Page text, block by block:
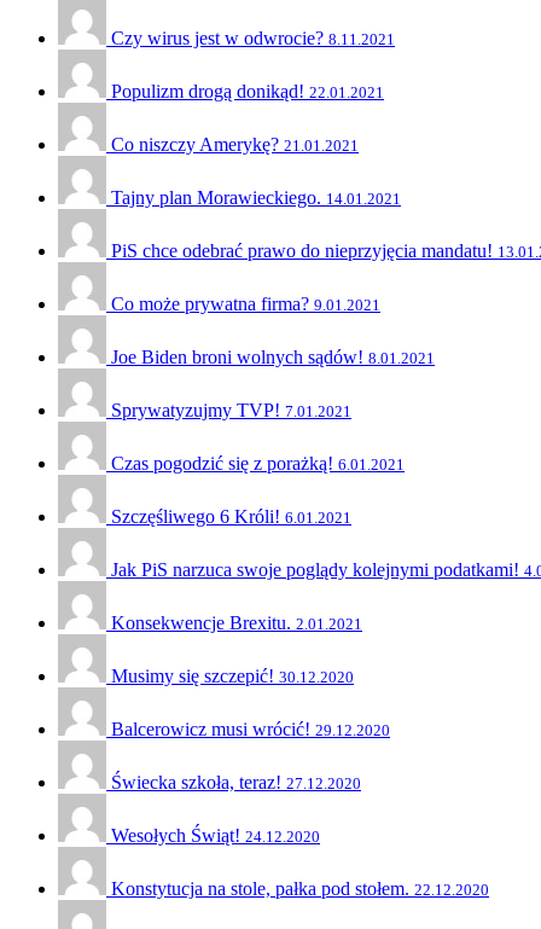
Czy wirus jest w odwrocie? 8.11.2021
Populizm drogą donikąd! 22.01.2021
Co niszczy Amerykę? 21.01.2021
Tajny plan Morawieckiego. 14.01.2021
PiS chce odebrać prawo do nieprzyjęcia mandatu!
Co może prywatna firma? 9.01.2021
Joe Biden broni wolnych sądów! 8.01.2021
Sprywatyzujmy TVP! 7.01.2021
Czas pogodzić się z porażką! 6.01.2021
Szczęśliwego 6 Króli! 6.01.2021
Jak PiS narzuca swoje poglądy kolejnymi podatkami!
Konsekwencje Brexitu. 2.01.2021
Musimy się szczepić! 30.12.2020
Balcerowicz musi wrócić! 29.12.2020
Świecka szkoła, teraz! 27.12.2020
Wesołych Świąt! 24.12.2020
Konstytucja na stole, pałka pod stołem. 22.12.2020